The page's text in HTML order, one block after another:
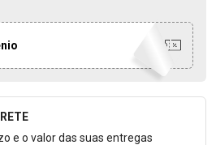
o Frete
e o valor das suas entregas